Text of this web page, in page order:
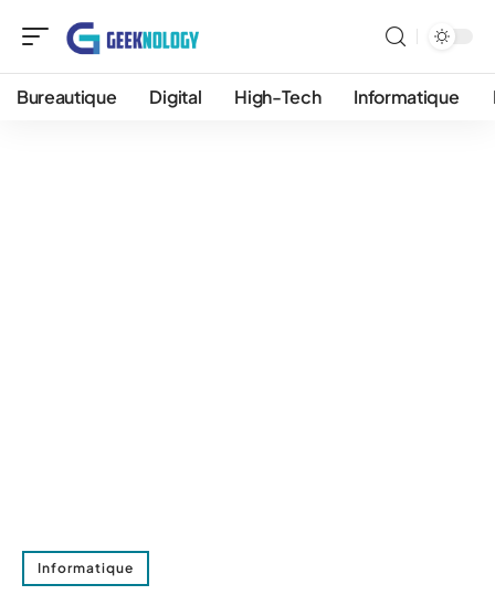
Bureautique Digital High-Tech Informatique
Informatique